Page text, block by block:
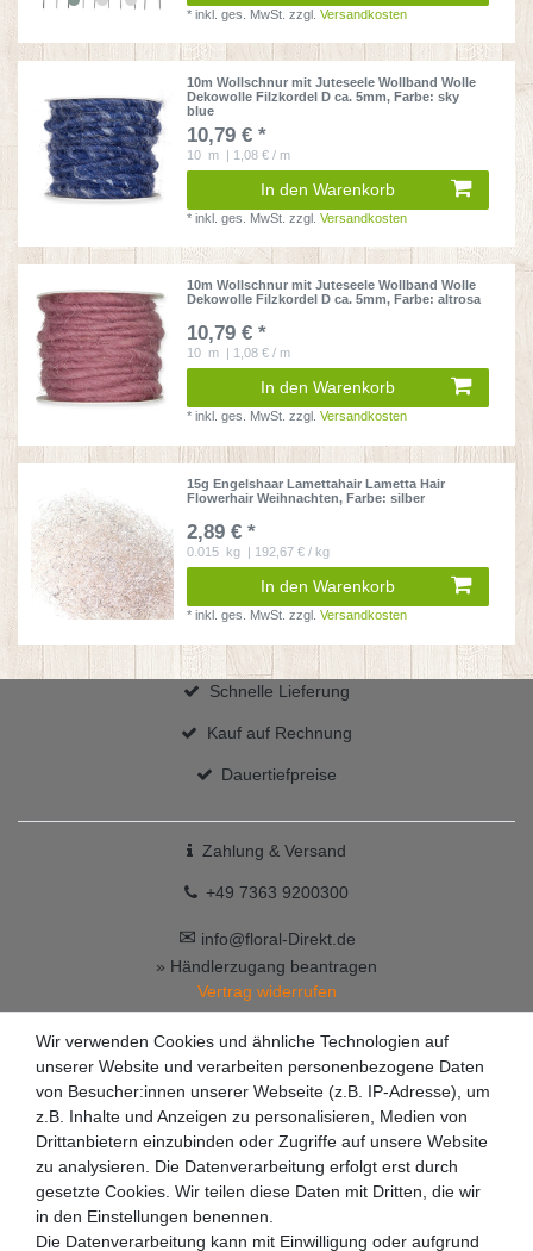
*inkl. ges. MwSt. zzgl.Versandkosten
10m Wollschnur mit Juteseele Wollband Wolle
Dekowolle Filzkordel D ca. 5mm, Farbe: sky
blue
10,79 € *
10 m | 1,08 € / m
In den Warenkorb
*inkl. ges. MwSt. zzgl.Versandkosten
10m Wollschnur mit Juteseele Wollband Wolle
Dekowolle Filzkordel D ca. 5mm, Farbe: altrosa
10,79 € *
10 m | 1,08 € / m
In den Warenkorb
*inkl. ges. MwSt. zzgl.Versandkosten
15g Engelshaar Lamettahair Lametta Hair
Flowerhair Weihnachten, Farbe: silber
2,89 € *
0.015 kg | 192,67 € / kg
In den Warenkorb
*inkl. ges. MwSt. zzgl.Versandkosten
Schnelle Lieferung
Kauf auf Rechnung
Dauertiefpreise
Zahlung & Versand
+49 7363 9200300
✉ info@floral-Direkt.de
» Händlerzugang beantragen
Vertrag widerrufen
Wir verwenden Cookies und ähnliche Technologien auf
unserer Website und verarbeiten personenbezogene Daten
von Besucher:innen unserer Webseite (z.B. IP-Adresse), um
z.B. Inhalte und Anzeigen zu personalisieren, Medien von
Drittanbietern einzubinden oder Zugriffe auf unsere Website
zu analysieren. Die Datenverarbeitung erfolgt erst durch
gesetzte Cookies. Wir teilen diese Daten mit Dritten, die wir
in den Einstellungen benennen.
Die Datenverarbeitung kann mit Einwilligung oder aufgrund